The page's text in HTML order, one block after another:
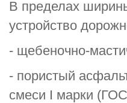
В пределах
устройство
- щебеночно-
- пористый
смеси I марки